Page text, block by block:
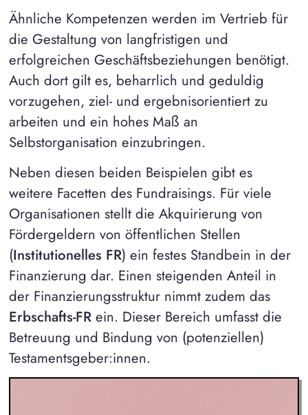
Ähnliche Kompetenzen werden im Vertrieb für
die Gestaltung von langfristigen und
erfolgreichen Geschäftsbeziehungen benötigt.
Auch dort gilt es, beharrlich und geduldig
vorzugehen, ziel- und ergebnisorientiert zu
arbeiten und ein hohes Maß an
Selbstorganisation einzubringen.
Neben diesen beiden Beispielen gibt es
weitere Facetten des Fundraisings. Für viele
Organisationen stellt die Akquirierung von
Fördergeldern von öffentlichen Stellen
(Institutionelles FR) ein festes Standbein in der
Finanzierung dar. Einen steigenden Anteil in
der Finanzierungsstruktur nimmt zudem das
Erbschafts-FRein. Dieser Bereich umfasst die
Betreuung und Bindung von (potenziellen)
Testamentsgeber:innen.